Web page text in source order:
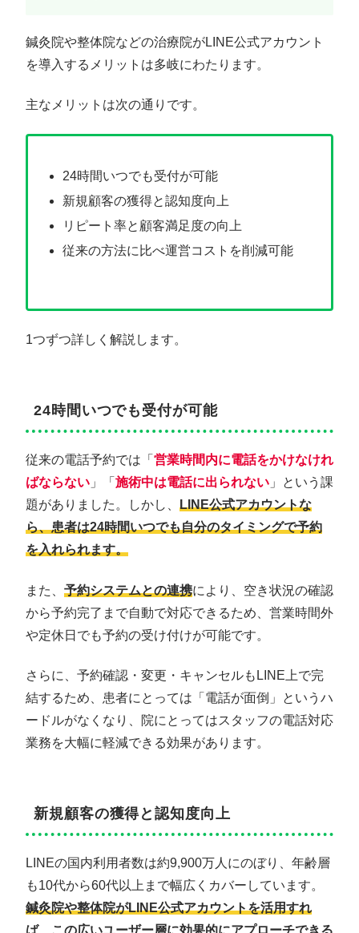
鍼灸院や整体院などの治療院がLINE公式アカウント
を導入するメリットは多岐にわたります。
主なメリットは次の通りです。
24時間いつでも受付が可能
新規顧客の獲得と認知度向上
リピート率と顧客満足度の向上
従来の方法に比べ運営コストを削減可能
1つずつ詳しく解説します。
24時間いつでも受付が可能
従来の電話予約では「 営業時間内に電話をかけなけれ
ばならない 」「 施術中は電話に出られない 」という課
題がありました。しかし、 LINE公式アカウントな
ら、患者は24時間いつでも自分のタイミングで予約
を入れられます。
また、 予約システムとの連携により、空き状況の確認
から予約完了まで自動で対応できるため、営業時間外
や定休日でも予約の受け付けが可能です。
さらに、予約確認・変更・キャンセルもLINE上で完
結するため、患者にとっては「電話が面倒」というハ
ードルがなくなり、院にとってはスタッフの電話対応
業務を大幅に軽減できる効果があります。
新規顧客の獲得と認知度向上
LINEの国内利用者数は約9,900万人にのぼり、年齢層
も10代から60代以上まで幅広くカバーしています。
鍼灸院や整体院がLINE公式アカウントを活用すれ
ば、この広いユーザー層に効果的にアプローチできる